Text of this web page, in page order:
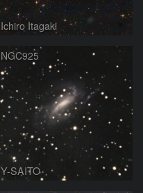
Ichiro Itagaki
NGC925
Y-SAITO